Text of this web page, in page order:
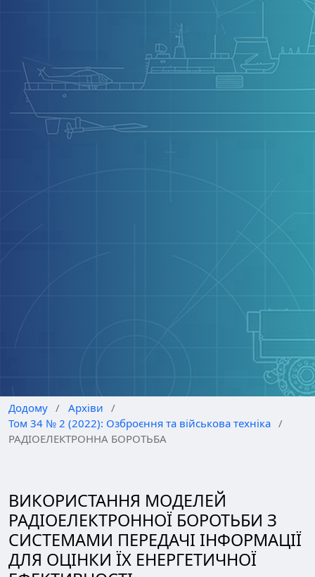
Додому / Архіви
/
Том 34 № 2 (2022): Озброєння та військова техніка /
РАДІОЕЛЕКТРОННА БОРОТЬБА
ВИКОРИСТАННЯ МОДЕЛЕЙ
РАДІОЕЛЕКТРОННОЇ БОРОТЬБИ З
СИСТЕМАМИ ПЕРЕДАЧІ ІНФОРМАЦІЇ
ДЛЯ ОЦІНКИ ЇХ ЕНЕРГЕТИЧНОЇ